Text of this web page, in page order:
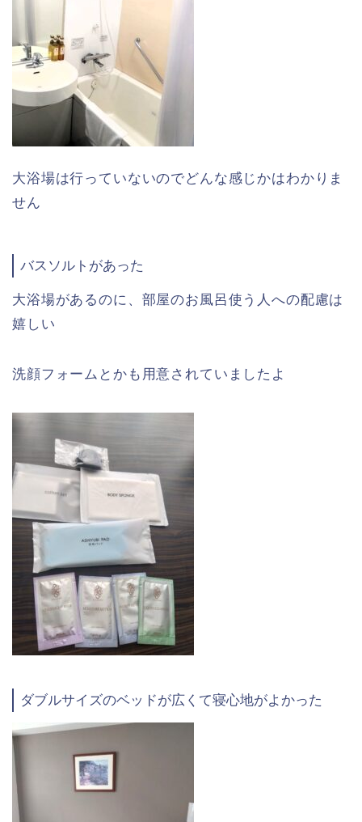
大浴場は行っていないのでどんな感じかはわかりま
せん
バスソルトがあった
大浴場があるのに、部屋のお風呂使う人への配慮は
嬉しい
洗顔フォームとかも用意されていましたよ
ダブルサイズのベッドが広くて寝心地がよかった